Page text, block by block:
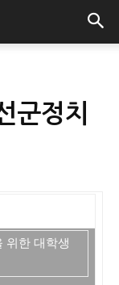
군정치
위한 대학생